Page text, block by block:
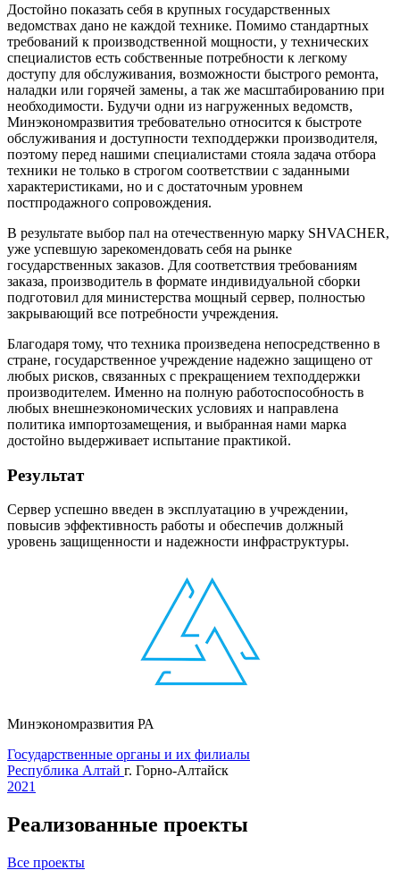
Достойно показать себя в крупных государственных
ведомствах дано не каждой технике. Помимо стандартных
требований к производственной мощности, у технических
специалистов есть собственные потребности к легкому
доступу для обслуживания, возможности быстрого ремонта,
наладки или горячей замены, а так же масштабированию при
необходимости. Будучи одни из нагруженных ведомств,
Минэкономразвития требовательно относится к быстроте
обслуживания и доступности техподдержки производителя,
поэтому перед нашими специалистами стояла задача отбора
техники не только в строгом соответствии с заданными
характеристиками, но и с достаточным уровнем
постпродажного сопровождения.
В результате выбор пал на отечественную марку SHVACHER,
уже успевшую зарекомендовать себя на рынке
государственных заказов. Для соответствия требованиям
заказа, производитель в формате индивидуальной сборки
подготовил для министерства мощный сервер, полностью
закрывающий все потребности учреждения.
Благодаря тому, что техника произведена непосредственно в
стране, государственное учреждение надежно защищено от
любых рисков, связанных с прекращением техподдержки
производителем. Именно на полную работоспособность в
любых внешнеэкономических условиях и направлена
политика импортозамещения, и выбранная нами марка
достойно выдерживает испытание практикой.
Результат
Сервер успешно введен в эксплуатацию в учреждении,
повысив эффективность работы и обеспечив должный
уровень защищенности и надежности инфраструктуры.
Минэкономразвития РА
Государственные органы и их филиалы
Республика Алтай г. Горно-Алтайск
2021
Реализованные проекты
Все проекты